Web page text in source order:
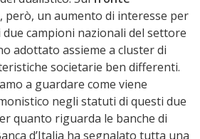
però, un aumento di interesse per
campioni nazionali del settore
adottato assieme a cluster di
societarie ben differenti.
a guardare come viene
negli statuti di questi due
quanto riguarda le banche di
d’Italia ha segnalato tutta una